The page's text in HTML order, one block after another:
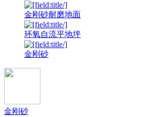
金刚砂耐磨地面
环氧自流平地坪
金刚砂
金刚砂